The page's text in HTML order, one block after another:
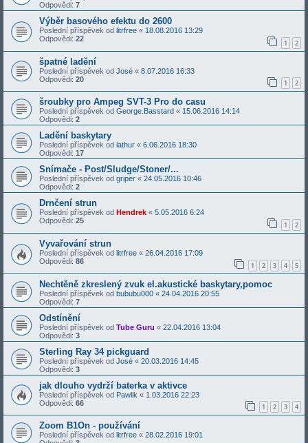
Odpovědi: 7
Výběr basového efektu do 2600
Poslední příspěvek od litrfree « 18.08.2016 13:29
Odpovědi: 22 1 2
špatné ladění
Poslední příspěvek od José « 8.07.2016 16:33
Odpovědi: 20 1 2
šroubky pro Ampeg SVT-3 Pro do casu
Poslední příspěvek od George.Basstard « 15.06.2016 14:14
Odpovědi: 2
Ladění baskytary
Poslední příspěvek od lathur « 6.06.2016 18:30
Odpovědi: 17
Snímače - Post/Sludge/Stoner/...
Poslední příspěvek od griper « 24.05.2016 10:46
Odpovědi: 2
Drnčení strun
Poslední příspěvek od Hendrek « 5.05.2016 6:24
Odpovědi: 25 1 2
Vyvařování strun
Poslední příspěvek od litrfree « 26.04.2016 17:09
Odpovědi: 86 1 2 3 4 5
Nechtěně zkreslený zvuk el.akustické baskytary,pomoc
Poslední příspěvek od bububu000 « 24.04.2016 20:55
Odpovědi: 7
Odstínění
Poslední příspěvek od Tube Guru « 22.04.2016 13:04
Odpovědi: 3
Sterling Ray 34 pickguard
Poslední příspěvek od José « 20.03.2016 14:45
Odpovědi: 3
jak dlouho vydrží baterka v aktivce
Poslední příspěvek od Pawlik « 1.03.2016 22:23
Odpovědi: 66 1 2 3 4
Zoom B1On - používání
Poslední příspěvek od litrfree « 28.02.2016 19:01